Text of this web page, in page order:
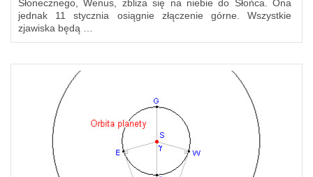
Słonecznego, Wenus, zbliża się na niebie do Słońca. Ona
jednak 11 stycznia osiągnie złączenie górne. Wszystkie
zjawiska będą …